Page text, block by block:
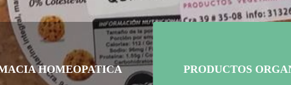
HOMEOPATICA PRODUCTOS